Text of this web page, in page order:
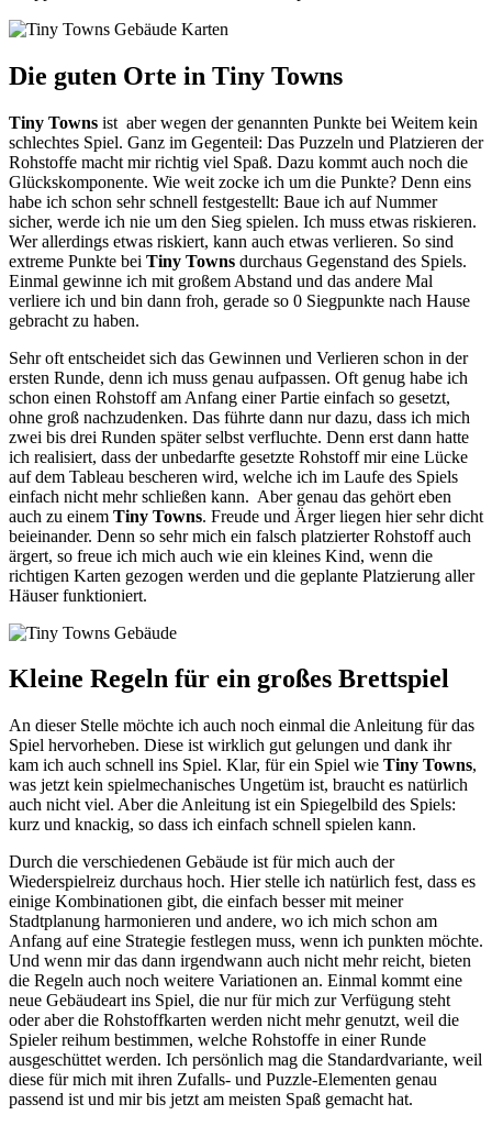
Die guten Orte in Tiny Towns
Tiny Towns ist aber wegen der genannten Punkte bei Weitem kein
schlechtes Spiel. Ganz im Gegenteil: Das Puzzeln und Platzieren der
Rohstoffe macht mir richtig viel Spaß. Dazu kommt auch noch die
Glückskomponente. Wie weit zocke ich um die Punkte? Denn eins
habe ich schon sehr schnell festgestellt: Baue ich auf Nummer
sicher, werde ich nie um den Sieg spielen. Ich muss etwas riskieren.
Wer allerdings etwas riskiert, kann auch etwas verlieren. So sind
extreme Punkte bei Tiny Towns durchaus Gegenstand des Spiels.
Einmal gewinne ich mit großem Abstand und das andere Mal
verliere ich und bin dann froh, gerade so 0 Siegpunkte nach Hause
gebracht zu haben.
Sehr oft entscheidet sich das Gewinnen und Verlieren schon in der
ersten Runde, denn ich muss genau aufpassen. Oft genug habe ich
schon einen Rohstoff am Anfang einer Partie einfach so gesetzt,
ohne groß nachzudenken. Das führte dann nur dazu, dass ich mich
zwei bis drei Runden später selbst verfluchte. Denn erst dann hatte
ich realisiert, dass der unbedarfte gesetzte Rohstoff mir eine Lücke
auf dem Tableau bescheren wird, welche ich im Laufe des Spiels
einfach nicht mehr schließen kann. Aber genau das gehört eben
auch zu einem Tiny Towns. Freude und Ärger liegen hier sehr dicht
beieinander. Denn so sehr mich ein falsch platzierter Rohstoff auch
ärgert, so freue ich mich auch wie ein kleines Kind, wenn die
richtigen Karten gezogen werden und die geplante Platzierung aller
Häuser funktioniert.
Kleine Regeln für ein großes Brettspiel
An dieser Stelle möchte ich auch noch einmal die Anleitung für das
Spiel hervorheben. Diese ist wirklich gut gelungen und dank ihr
kam ich auch schnell ins Spiel. Klar, für ein Spiel wie Tiny Towns,
was jetzt kein spielmechanisches Ungetüm ist, braucht es natürlich
auch nicht viel. Aber die Anleitung ist ein Spiegelbild des Spiels:
kurz und knackig, so dass ich einfach schnell spielen kann.
Durch die verschiedenen Gebäude ist für mich auch der
Wiederspielreiz durchaus hoch. Hier stelle ich natürlich fest, dass es
einige Kombinationen gibt, die einfach besser mit meiner
Stadtplanung harmonieren und andere, wo ich mich schon am
Anfang auf eine Strategie festlegen muss, wenn ich punkten möchte.
Und wenn mir das dann irgendwann auch nicht mehr reicht, bieten
die Regeln auch noch weitere Variationen an. Einmal kommt eine
neue Gebäudeart ins Spiel, die nur für mich zur Verfügung steht
oder aber die Rohstoffkarten werden nicht mehr genutzt, weil die
Spieler reihum bestimmen, welche Rohstoffe in einer Runde
ausgeschüttet werden. Ich persönlich mag die Standardvariante, weil
diese für mich mit ihren Zufalls- und Puzzle-Elementen genau
passend ist und mir bis jetzt am meisten Spaß gemacht hat.